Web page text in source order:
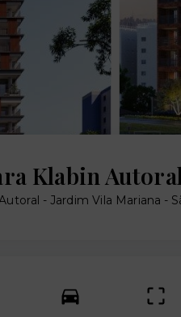
Klabin Autoral
- Jardim Vila Mariana -